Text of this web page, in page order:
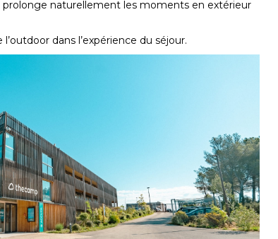
naturellement les moments en extérieur
dans l’expérience du séjour.